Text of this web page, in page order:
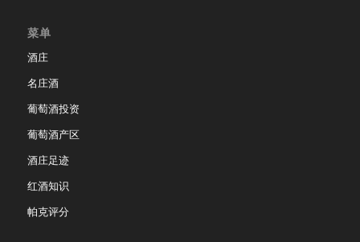
菜单
酒庄
名庄酒
葡萄酒投资
葡萄酒产区
酒庄足迹
红酒知识
帕克评分